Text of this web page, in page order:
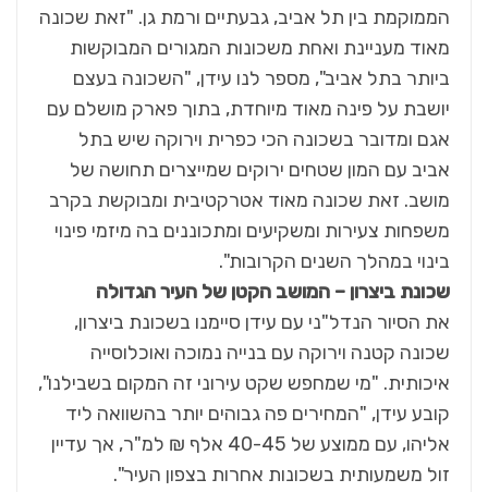
הממוקמת בין תל אביב, גבעתיים ורמת גן. "זאת שכונה
מאוד מעניינת ואחת משכונות המגורים המבוקשות
ביותר בתל אביב", מספר לנו עידן, "השכונה בעצם
יושבת על פינה מאוד מיוחדת, בתוך פארק מושלם עם
אגם ומדובר בשכונה הכי כפרית וירוקה שיש בתל
אביב עם המון שטחים ירוקים שמייצרים תחושה של
מושב. זאת שכונה מאוד אטרקטיבית ומבוקשת בקרב
משפחות צעירות ומשקיעים ומתכוננים בה מיזמי פינוי
בינוי במהלך השנים הקרובות".
שכונת ביצרון – המושב הקטן של העיר הגדולה
את הסיור הנדל"ני עם עידן סיימנו בשכונת ביצרון,
שכונה קטנה וירוקה עם בנייה נמוכה ואוכלוסייה
איכותית. "מי שמחפש שקט עירוני זה המקום בשבילנו",
קובע עידן, "המחירים פה גבוהים יותר בהשוואה ליד
אליהו, עם ממוצע של 40-45 אלף ₪ למ"ר, אך עדיין
זול משמעותית בשכונות אחרות בצפון העיר".